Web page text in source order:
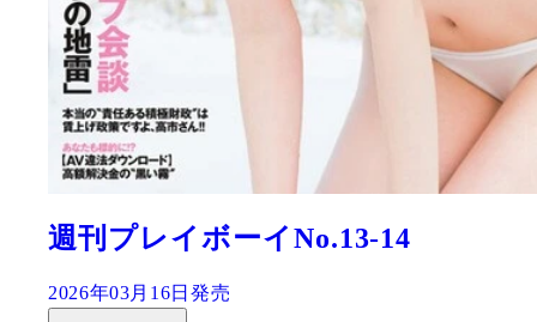
週刊プレイボーイNo.13-14
2026年03月16日発売